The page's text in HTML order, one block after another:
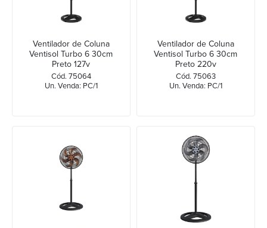
Ventilador de Coluna
Ventisol Turbo 6 30cm
Preto 127v
Cód. 75064
Un. Venda: PC/1
Ventilador de Coluna
Ventisol Turbo 6 30cm
Preto 220v
Cód. 75063
Un. Venda: PC/1